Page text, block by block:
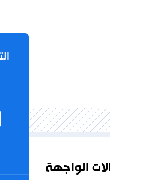
التواصل
الواجهة